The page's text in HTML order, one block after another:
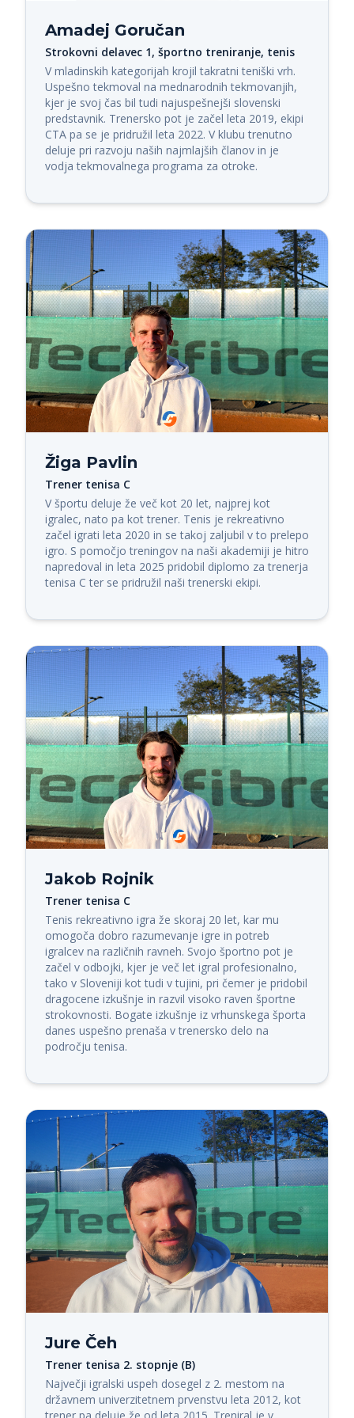
Amadej Goručan
Strokovni delavec 1, športno treniranje, tenis
V mladinskih kategorijah krojil takratni teniški vrh.
Uspešno tekmoval na mednarodnih tekmovanjih,
kjer je svoj čas bil tudi najuspešnejši slovenski
predstavnik. Trenersko pot je začel leta 2019, ekipi
CTA pa se je pridružil leta 2022. V klubu trenutno
deluje pri razvoju naših najmlajših članov in je
vodja tekmovalnega programa za otroke.
Žiga Pavlin
Trener tenisa C
V športu deluje že več kot 20 let, najprej kot
igralec, nato pa kot trener. Tenis je rekreativno
začel igrati leta 2020 in se takoj zaljubil v to prelepo
igro. S pomočjo treningov na naši akademiji je hitro
napredoval in leta 2025 pridobil diplomo za trenerja
tenisa C ter se pridružil naši trenerski ekipi.
Jakob Rojnik
Trener tenisa C
Tenis rekreativno igra že skoraj 20 let, kar mu
omogoča dobro razumevanje igre in potreb
igralcev na različnih ravneh. Svojo športno pot je
začel v odbojki, kjer je več let igral profesionalno,
tako v Sloveniji kot tudi v tujini, pri čemer je pridobil
dragocene izkušnje in razvil visoko raven športne
strokovnosti. Bogate izkušnje iz vrhunskega športa
danes uspešno prenaša v trenersko delo na
področju tenisa.
Jure Čeh
Trener tenisa 2. stopnje (B)
Največji igralski uspeh dosegel z 2. mestom na
državnem univerzitetnem prvenstvu leta 2012, kot